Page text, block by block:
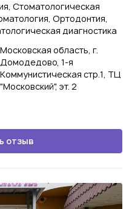
Стоматологическая
Ортодонтия,
диагностика
Московская область, г.
Домодедово, 1-я
Коммунистическая стр.1, ТЦ
"Московский", эт. 2
отзыв